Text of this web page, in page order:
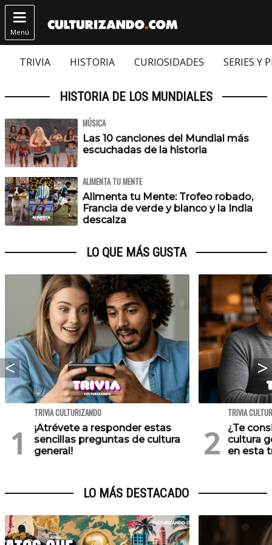

Menú
TRIVIA HISTORIA CURIOSIDADES SERIES Y
HISTORIA DE LOS MUNDIALES
MÚSICA
Las 10 canciones del Mundial más
escuchadas de la historia
ALIMENTA TU MENTE
Alimenta tu Mente: Trofeo robado,
Francia de verde y blanco y la India
descalza
LO QUE MÁS GUSTA
TRIVIA CULTURIZANDO
¡Atrévete a responder estas
sencillas preguntas de cultura
general!
TRIVIA
¿Te
cultura
en esta
LO MÁS DESTACADO